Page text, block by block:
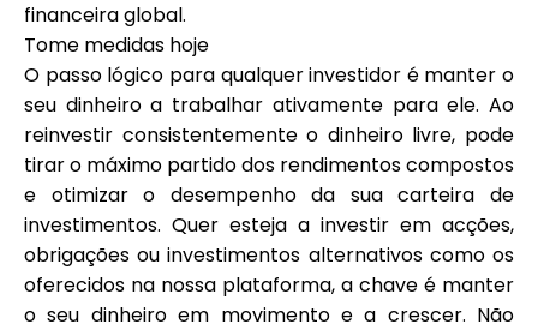
financeira global.
Tome medidas hoje
O passo lógico para qualquer investidor é manter o
seu dinheiro a trabalhar ativamente para ele. Ao
reinvestir consistentemente o dinheiro livre, pode
tirar o máximo partido dos rendimentos compostos
e otimizar o desempenho da sua carteira de
investimentos. Quer esteja a investir em acções,
obrigações ou investimentos alternativos como os
oferecidos na nossa plataforma, a chave é manter
o seu dinheiro em movimento e a crescer. Não